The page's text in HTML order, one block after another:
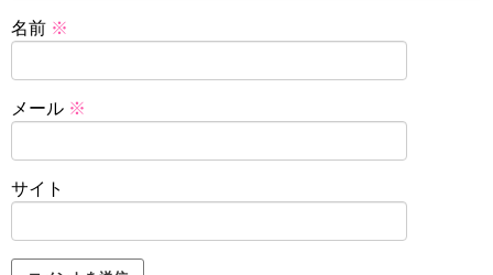
名前 ※
メール ※
サイト